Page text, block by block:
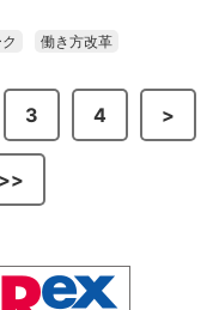
働き方改革
3 4 >